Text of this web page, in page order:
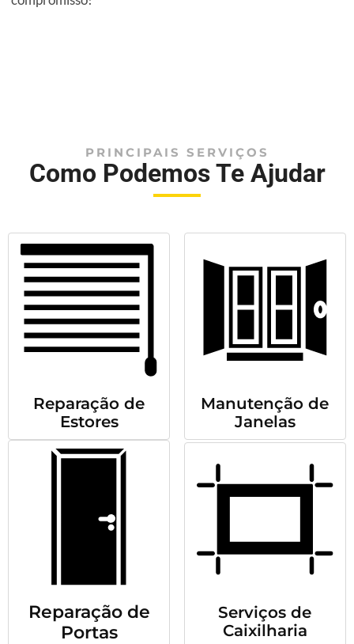
PRINCIPAIS SERVIÇOS
Como Podemos Te Ajudar
Reparação de
Estores
Manutenção de
Janelas
Reparação de
Portas
Serviços de
Caixilharia